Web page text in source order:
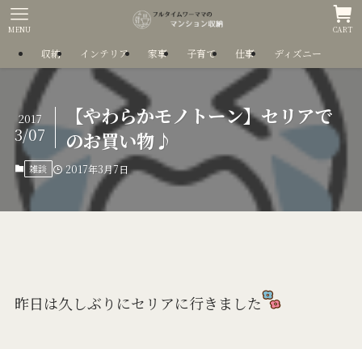
CART
MENU
収納 インテリア 家事 子育て 仕事 ディズニー
【やわらかモノトーン】セリアで
のお買い物♪
2017
3/07
雑談 2017年3月7日
昨日は久しぶりにセリアに行きました